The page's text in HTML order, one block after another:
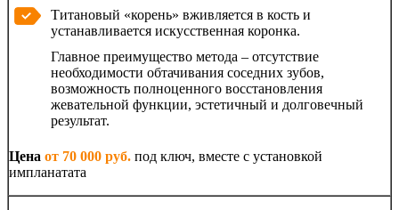
Титановый «корень» вживляется в кость и
устанавливается искусственная коронка.
Главное преимущество метода – отсутствие
необходимости обтачивания соседних зубов,
возможность полноценного восстановления
жевательной функции, эстетичный и долговечный
результат.
Цена от 70 000 руб. под ключ, вместе с установкой
импланатата